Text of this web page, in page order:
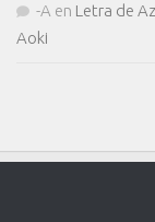
-A en Letra de
Aoki